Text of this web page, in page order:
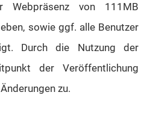
von 111MB
sowie ggf. alle Benutzer
Durch die Nutzung der
der Veröffentlichung
zu.